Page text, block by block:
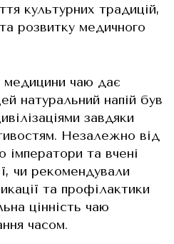
культурних традицій,
розвитку медичного
медицини чаю дає
натуральний напій був
завдяки
Незалежно від
імператори та вчені
чи рекомендували
та профілактики
цінність чаю
часом.